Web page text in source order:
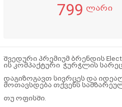
799 ლარი
შვედური პრემიუმ ბრენდის
ის კომპაქტური ჭურჭლის
დაგიზოგავთ სივრცეს და
მოთავსდება თქვენს
თუ ოფისში.